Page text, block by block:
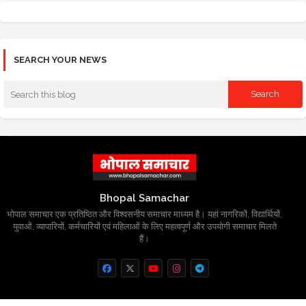
SEARCH YOUR NEWS
Bhopal Samachar
भोपाल समाचार एक प्रतिष्ठित और विश्वसनीय समाचार माध्यम है। यहां नागरिकों, विद्यार्थियों,
युवाओं, व्यापारियों, कर्मचारियों एवं महिलाओं के लिए महत्वपूर्ण और उपयोगी समाचार मिलते
हैं।